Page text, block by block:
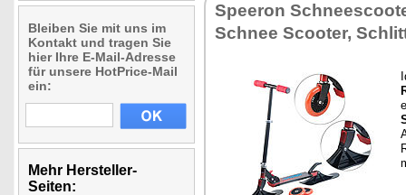
Bleiben Sie mit uns im
Kontakt und tragen Sie
hier Ihre E-Mail-Adresse
für unsere HotPrice-Mail
ein:
Mehr Hersteller-
Seiten:
Speeron
Schnee Scooter,